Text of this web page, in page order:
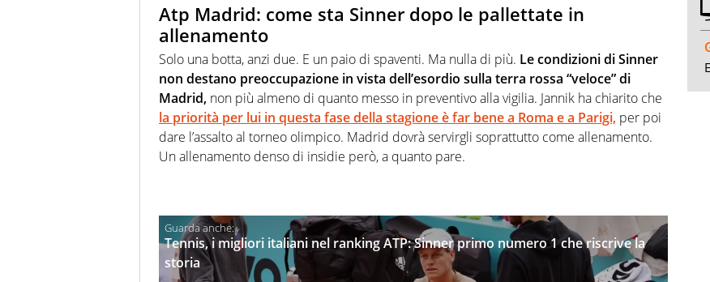
Atp Madrid: come sta Sinner dopo le pallettate in
allenamento
Solo una botta, anzi due. E un paio di spaventi. Ma nulla di più. Le condizioni di Sinner
non destano preoccupazione in vista dell’esordio sulla terra rossa “veloce” di
Madrid, non più almeno di quanto messo in preventivo alla vigilia. Jannik ha chiarito che
la priorità per lui in questa fase della stagione è far bene a Roma e a Parigi, per poi
dare l’assalto al torneo olimpico. Madrid dovrà servirgli soprattutto come allenamento.
Un allenamento denso di insidie però, a quanto pare.
Tennis, i migliori italiani nel ranking ATP: Sinner primo numero 1 che riscrive la
storia